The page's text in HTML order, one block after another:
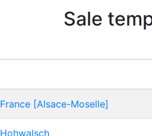
Sale
France [Alsace-Moselle]
Hohwalsch